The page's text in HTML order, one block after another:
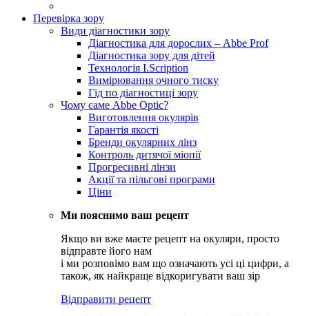
Перевірка зору
Види діагностики зору
Діагностика для дорослих – Abbe Prof
Діагностика зору для дітей
Технологія I.Scription
Вимірювання очного тиску
Гід по діагностиці зору
Чому саме Abbe Optic?
Виготовлення окулярів
Гарантія якості
Бренди окулярних лінз
Контроль дитячої міопії
Прогресивні лінзи
Акції та пільгові програми
Ціни
Ми пояснимо ваш рецепт
Якщо ви вже маєте рецепт на окуляри, просто
відправте його нам
і ми розповімо вам що означають усі ці цифри, а
також, як найкраще відкоригувати ваш зір
Відправити рецепт